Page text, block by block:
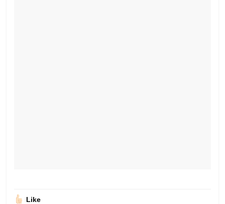
Like